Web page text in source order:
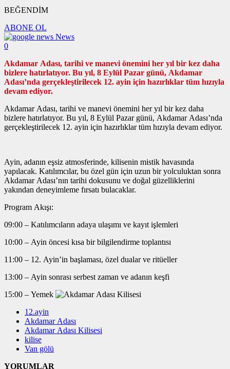
BEĞENDİM
ABONE OL
News
0
Akdamar Adası, tarihi ve manevi önemini her yıl bir kez daha
bizlere hatırlatıyor. Bu yıl, 8 Eylül Pazar günü, Akdamar
Adası’nda gerçekleştirilecek 12. ayin için hazırlıklar tüm hızıyla
devam ediyor.
Akdamar Adası, tarihi ve manevi önemini her yıl bir kez daha
bizlere hatırlatıyor. Bu yıl, 8 Eylül Pazar günü, Akdamar Adası’nda
gerçekleştirilecek 12. ayin için hazırlıklar tüm hızıyla devam ediyor.
Ayin, adanın eşsiz atmosferinde, kilisenin mistik havasında
yapılacak. Katılımcılar, bu özel gün için uzun bir yolculuktan sonra
Akdamar Adası’nın tarihi dokusunu ve doğal güzelliklerini
yakından deneyimleme fırsatı bulacaklar.
Program Akışı:
09:00 – Katılımcıların adaya ulaşımı ve kayıt işlemleri
10:00 – Ayin öncesi kısa bir bilgilendirme toplantısı
11:00 – 12. Ayin’in başlaması, özel dualar ve ritüeller
13:00 – Ayin sonrası serbest zaman ve adanın keşfi
15:00 – Yemek
12.ayin
Akdamar Adası
Akdamar Adası Kilisesi
kilise
Van gölü
YORUMLAR